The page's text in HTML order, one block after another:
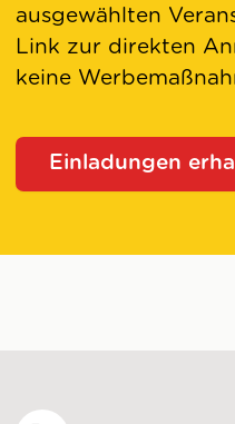
ausgewählten
Link zur direkten
keine
Einladungen